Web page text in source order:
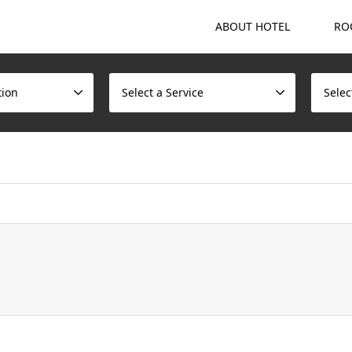
ABOUT HOTEL
Select a Service